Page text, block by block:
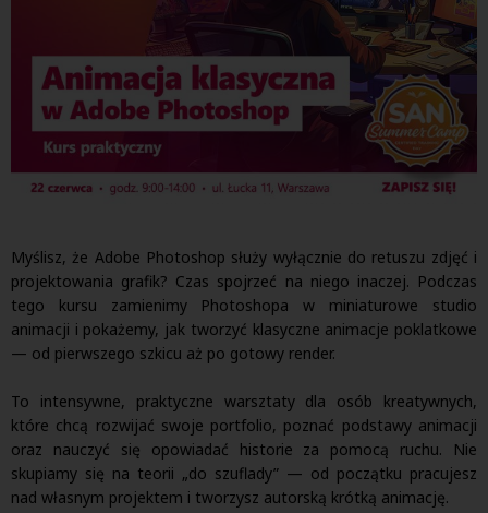
Myślisz, że Adobe Photoshop służy wyłącznie do retuszu zdjęć i
projektowania grafik? Czas spojrzeć na niego inaczej. Podczas
tego kursu zamienimy Photoshopa w miniaturowe studio
animacji i pokażemy, jak tworzyć klasyczne animacje poklatkowe
— od pierwszego szkicu aż po gotowy render.
To intensywne, praktyczne warsztaty dla osób kreatywnych,
które chcą rozwijać swoje portfolio, poznać podstawy animacji
oraz nauczyć się opowiadać historie za pomocą ruchu. Nie
skupiamy się na teorii „do szuflady” — od początku pracujesz
nad własnym projektem i tworzysz autorską krótką animację.